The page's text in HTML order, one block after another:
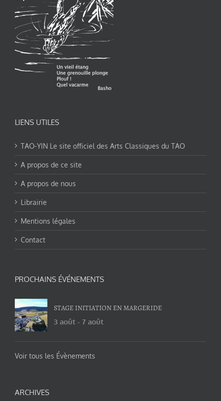
LIENS UTILES
TAO-YIN Le site officiel des Arts Classiques du TAO
A propos de ce site
A propos de nous
Librairie
Mentions légales
Contact
PROCHAINS ÉVÉNEMENTS
STAGE INITIATION EN MARGERIDE
3 août - 7 août
Voir tous les Évènements
ARCHIVES